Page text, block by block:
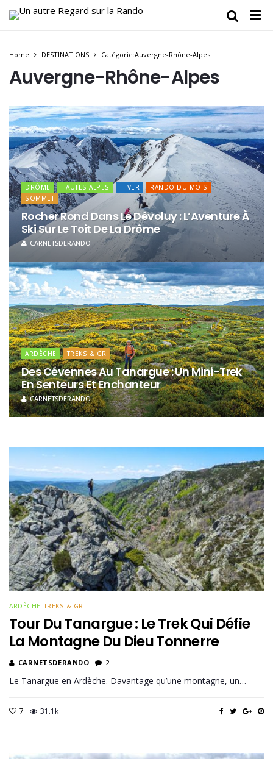
Home DESTINATIONS Catégorie:Auvergne-Rhône-Alpes
Auvergne-Rhône-Alpes
DRÔME HAUTES-ALPES HIVER
RANDO DU MOIS
SOMMET
Rocher Rond Dans Le Dévoluy : L’Aventure À
Ski Sur Le Toit De La Drôme
CARNETSDERANDO
ARDÈCHE TREKS & GR
Des Cévennes Au Tanargue : Un Mini-Trek
En Senteurs Et Enchanteur
CARNETSDERANDO
ARDÈCHE TREKS & GR
Tour Du Tanargue : Le Trek Qui Défie
La Montagne Du Dieu Tonnerre
CARNETSDERANDO 2
Le Tanargue en Ardèche. Davantage qu’une montagne, un…
7 31.1k